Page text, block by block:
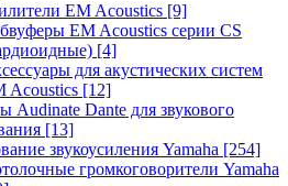
EM Acoustics [9]
EM Acoustics серии CS
[4]
для акустических систем
Acoustics [12]
Audinate Dante для звукового
[13]
звукоусиления Yamaha [254]
громкоговорители Yamaha